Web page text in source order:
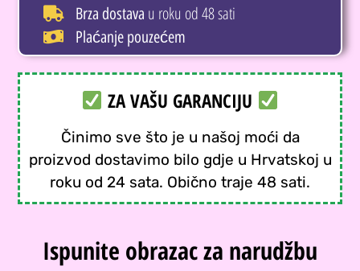
Brza dostava u roku od 48 sati
Plaćanje pouzećem
ZA VAŠU GARANCIJU
Činimo sve što je u našoj moći da
proizvod dostavimo bilo gdje u Hrvatskoj u
roku od 24 sata. Obično traje 48 sati.
Ispunite obrazac za narudžbu